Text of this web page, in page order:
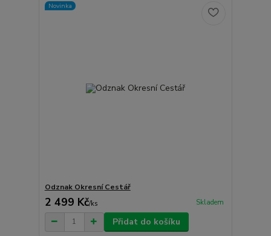
Novinka
Odznak Okresní Cestář
2 499 Kč/ks Skladem
Přidat do košíku